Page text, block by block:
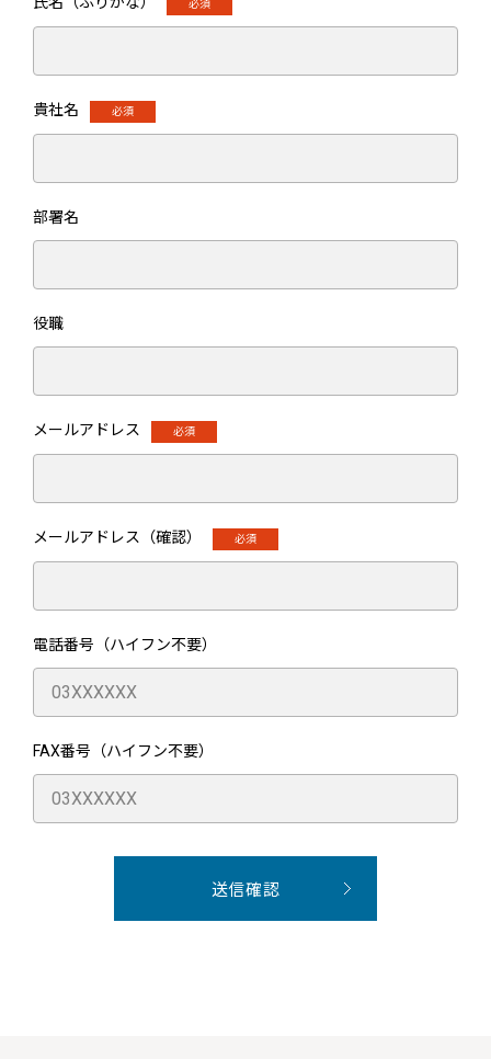
貴社名
部署名
役職
メールアドレス
メールアドレス（確認）
電話番号（ハイフン不要）
FAX番号（ハイフン不要）
送信確認